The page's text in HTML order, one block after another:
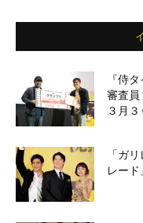
『侍
審査員
３月
「ガ
レー